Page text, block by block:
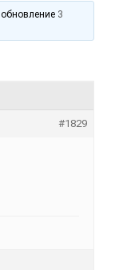
обновление 3
#1829